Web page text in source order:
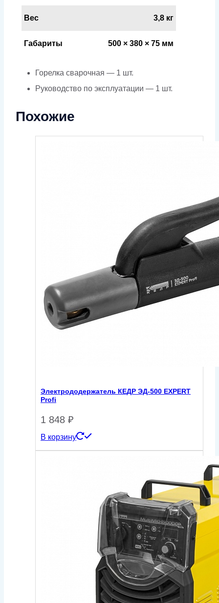
Вес 3,8 кг
Габариты 500 × 380 × 75 мм
Горелка сварочная — 1 шт.
Руководство по эксплуатации — 1 шт.
Похожие
Электрододержатель КЕДР ЭД-500 EXPERT
Profi
1 848 ₽
В корзину